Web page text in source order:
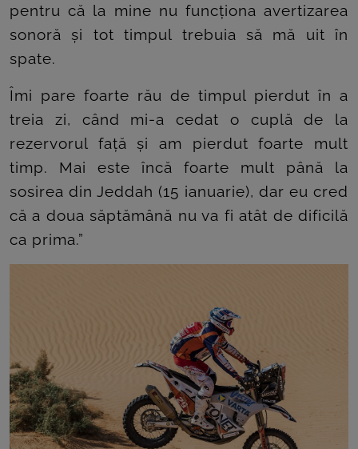
pentru că la mine nu funcționa avertizarea
sonoră și tot timpul trebuia să mă uit în
spate.
Îmi pare foarte rău de timpul pierdut în a
treia zi, când mi-a cedat o cuplă de la
rezervorul față și am pierdut foarte mult
timp. Mai este încă foarte mult până la
sosirea din Jeddah (15 ianuarie), dar eu cred
că a doua săptămână nu va fi atât de dificilă
ca prima.”